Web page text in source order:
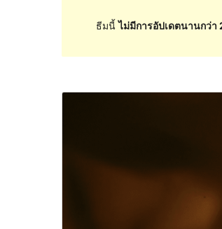
ธีมนี้ไม่มีการอัปเดตนานกว่า